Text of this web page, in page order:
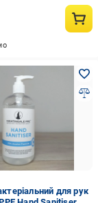
для рук